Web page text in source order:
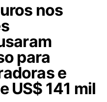
nos
para
e
US$ 141 mil